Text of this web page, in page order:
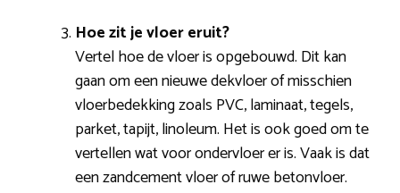
Hoe zit je vloer eruit?
Vertel hoe de vloer is opgebouwd. Dit kan
gaan om een nieuwe dekvloer of misschien
vloerbedekking zoals PVC, laminaat, tegels,
parket, tapijt, linoleum. Het is ook goed om te
vertellen wat voor ondervloer er is. Vaak is dat
een zandcement vloer of ruwe betonvloer.